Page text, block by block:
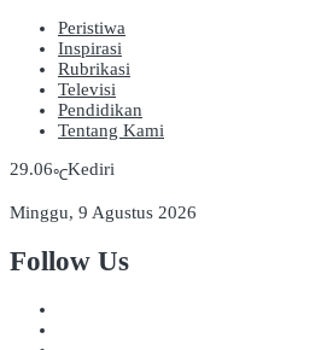
Peristiwa
Inspirasi
Rubrikasi
Televisi
Pendidikan
Tentang Kami
29.06℃Kediri
Minggu, 9 Agustus 2026
Follow Us